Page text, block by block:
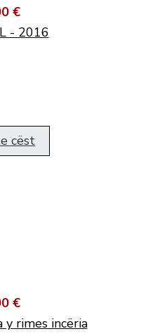
€
- 2016
cëst
€
y rimes incëria